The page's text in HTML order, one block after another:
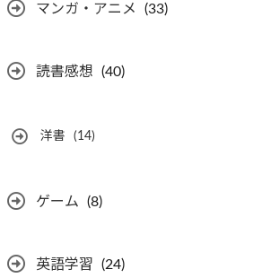
マンガ・アニメ (33)
読書感想 (40)
洋書 (14)
ゲーム (8)
英語学習 (24)